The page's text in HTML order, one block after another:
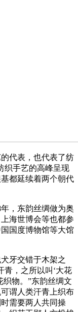
代表，也代表了纺
织手艺的高峰呈现
都延续着两个朝代
，东韵丝绸做为奥
海世博会等也都参
国度博物馆等大馆
牙交错于木架之
青，之所以叫‘大花
织物。”东韵丝绸文
谓人类汗青上织布
需要两人共同操